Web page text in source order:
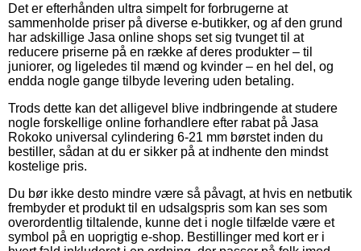
Det er efterhånden ultra simpelt for forbrugerne at
sammenholde priser på diverse e-butikker, og af den grund
har adskillige Jasa online shops set sig tvunget til at
reducere priserne på en række af deres produkter – til
juniorer, og ligeledes til mænd og kvinder – en hel del, og
endda nogle gange tilbyde levering uden betaling.
Trods dette kan det alligevel blive indbringende at studere
nogle forskellige online forhandlere efter rabat på Jasa
Rokoko universal cylindering 6-21 mm børstet inden du
bestiller, sådan at du er sikker på at indhente den mindst
kostelige pris.
Du bør ikke desto mindre være så påvagt, at hvis en netbutik
frembyder et produkt til en udsalgspris som kan ses som
overordentlig tiltalende, kunne det i nogle tilfælde være et
symbol på en uoprigtig e-shop. Bestillinger med kort er i